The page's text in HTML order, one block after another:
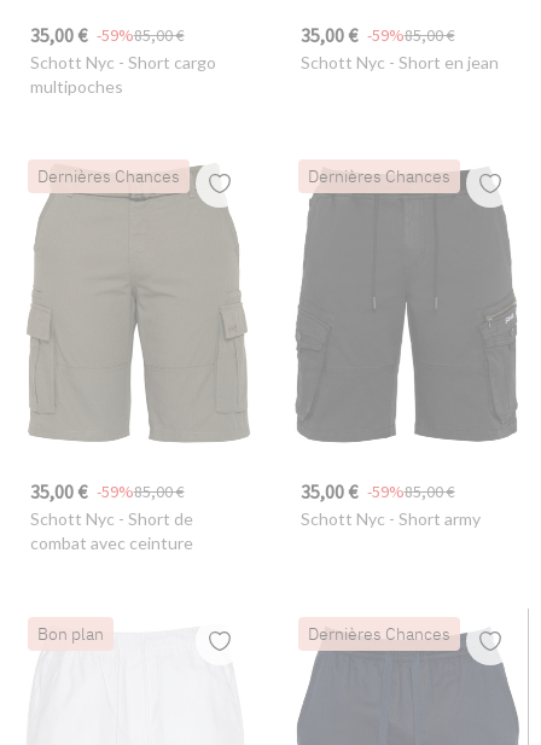
35,00 € 85,00 €
-59%
Schott Nyc - Short cargo
multipoches
35,00 € 85,00 €
-59%
Schott Nyc - Short en jean
Dernières Chances
35,00 € 85,00 €
-59%
Schott Nyc - Short de
combat avec ceinture
Dernières Chances
35,00 € 85,00 €
-59%
Schott Nyc - Short army
Bon plan Dernières Chances